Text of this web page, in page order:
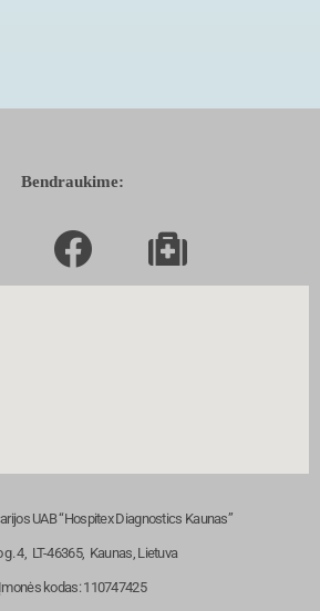
Bendraukime:
UAB “Hospitex Diagnostics Kaunas”
g. 4, LT-46365, Kaunas, Lietuva
Įmonės kodas: 110747425